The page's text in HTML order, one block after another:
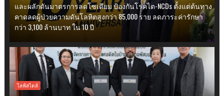
และผลักดันมาตรการลดโซเดียม ป้องกันโรคไต-NCDs ตั้งแต่ต้นทาง
คาดลดผู้ป่วยความดันโลหิตสูงกว่า 85,000 ราย ลดภาระค่ารักษา
กว่า 3,100 ล้านบาท ใน 10 ปี
ไลฟ์สไตล์